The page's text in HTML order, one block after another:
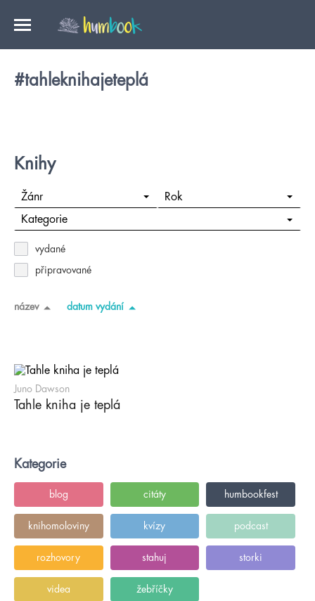
#tahleknihajeteplá
Knihy
Žánr Rok
Kategorie
vydané
připravované
název datum vydání
Juno Dawson
Tahle kniha je teplá
Kategorie
blog citáty humbookfest
knihomoloviny kvízy podcast
rozhovory stahuj storki
videa žebříčky